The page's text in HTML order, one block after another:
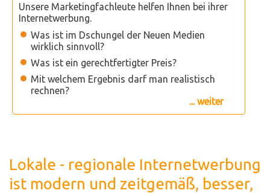
Unsere Marketingfachleute helfen Ihnen bei ihrer
Internetwerbung.
Was ist im Dschungel der Neuen Medien
wirklich sinnvoll?
Was ist ein gerechtfertigter Preis?
Mit welchem Ergebnis darf man realistisch
rechnen?
... weiter
Lokale - regionale Internetwerbung
ist modern und zeitgemäß, besser,